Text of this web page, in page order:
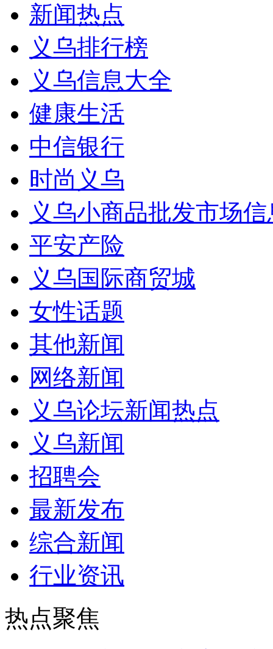
新闻热点
义乌排行榜
义乌信息大全
健康生活
中信银行
时尚义乌
义乌小商品批发市场
平安产险
义乌国际商贸城
女性话题
其他新闻
网络新闻
义乌论坛新闻热点
义乌新闻
招聘会
最新发布
综合新闻
行业资讯
热点聚焦